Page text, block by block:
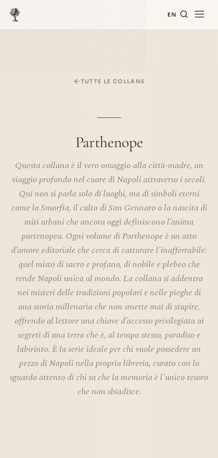
EN
TUTTE LE COLLANE
Parthenope
Questa collana è il vero omaggio alla città-madre, un
viaggio profondo nel cuore di Napoli attraverso i secoli.
Qui non si parla solo di luoghi, ma di simboli eterni
come la Smorfia, il culto di San Gennaro o la nascita di
miti urbani che ancora oggi definiscono l’anima
partenopea. Ogni volume di Parthenope è un atto
d’amore editoriale che cerca di catturare l'inafferrabile:
quel misto di sacro e profano, di nobile e plebeo che
rende Napoli unica al mondo. La collana si addentra
nei misteri delle tradizioni popolari e nelle pieghe di
una storia millenaria che non smette mai di stupire,
offrendo al lettore una chiave d’accesso privilegiata ai
segreti di una terra che è, al tempo stesso, paradiso e
labirinto. È la serie ideale per chi vuole possedere un
pezzo di Napoli nella propria libreria, curato con lo
sguardo attento di chi sa che la memoria è l'unico tesoro
che non sbiadisce.